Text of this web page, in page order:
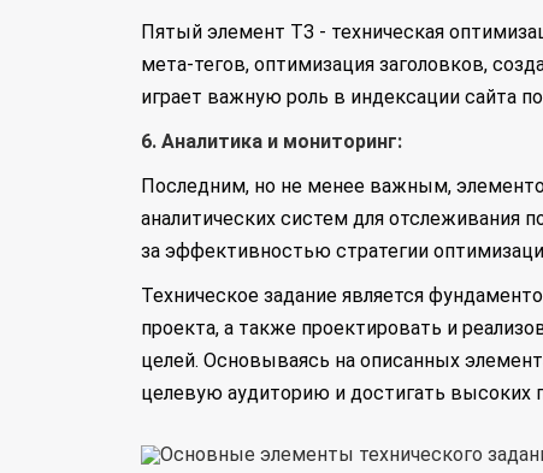
Пятый элемент ТЗ - техническая
мета-тегов, оптимизация заголовков,
играет важную роль в индексации сайта
6. Аналитика и мониторинг:
Последним, но не менее важным,
аналитических систем для отслеживания
за эффективностью стратегии
Техническое задание является
проекта, а также проектировать и
целей. Основываясь на описанных
целевую аудиторию и достигать высоких